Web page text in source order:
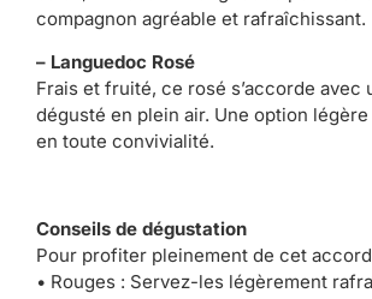
compagnon agréable et rafraîchissant.
– Languedoc Rosé
Frais et fruité, ce rosé s’accorde avec
dégusté en plein air. Une option
en toute convivialité.
Conseils de dégustation
Pour profiter pleinement de cet
• Rouges : Servez-les légèrement